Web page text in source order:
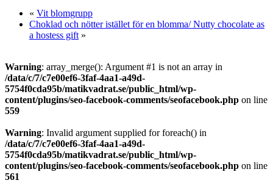
« Vit blomgrupp
Choklad och nötter istället för en blomma/ Nutty chocolate as
a hostess gift »
Warning: array_merge(): Argument #1 is not an array in
/data/c/7/c7e00ef6-3faf-4aa1-a49d-
5754f0cda95b/matikvadrat.se/public_html/wp-
content/plugins/seo-facebook-comments/seofacebook.php on line
559
Warning: Invalid argument supplied for foreach() in
/data/c/7/c7e00ef6-3faf-4aa1-a49d-
5754f0cda95b/matikvadrat.se/public_html/wp-
content/plugins/seo-facebook-comments/seofacebook.php on line
561